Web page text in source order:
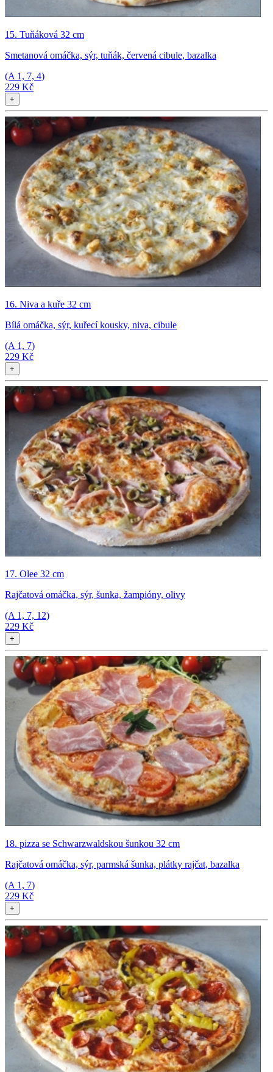
15. Tuňáková 32 cm
Smetanová omáčka, sýr, tuňák, červená cibule, bazalka
(A 1, 7, 4)
229 Kč
+
16. Niva a kuře 32 cm
Bílá omáčka, sýr, kuřecí kousky, niva, cibule
(A 1, 7)
229 Kč
+
17. Olee 32 cm
Rajčatová omáčka, sýr, šunka, žampióny, olivy
(A 1, 7, 12)
229 Kč
+
18. pizza se Schwarzwaldskou šunkou 32 cm
Rajčatová omáčka, sýr, parmská šunka, plátky rajčat, bazalka
(A 1, 7)
229 Kč
+